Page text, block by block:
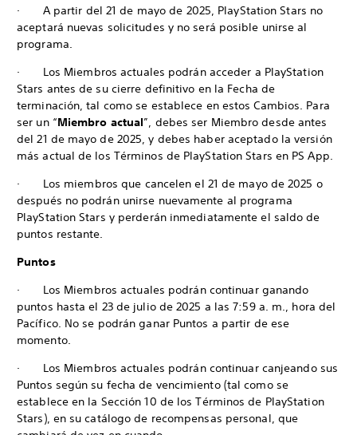
· A partir del 21 de mayo de 2025, PlayStation Stars no
aceptará nuevas solicitudes y no será posible unirse al
programa.
· Los Miembros actuales podrán acceder a PlayStation
Stars antes de su cierre definitivo en la Fecha de
terminación, tal como se establece en estos Cambios. Para
ser un “Miembro actual”, debes ser Miembro desde antes
del 21 de mayo de 2025, y debes haber aceptado la versión
más actual de los Términos de PlayStation Stars en PS App.
· Los miembros que cancelen el 21 de mayo de 2025 o
después no podrán unirse nuevamente al programa
PlayStation Stars y perderán inmediatamente el saldo de
puntos restante.
Puntos
· Los Miembros actuales podrán continuar ganando
puntos hasta el 23 de julio de 2025 a las 7:59 a. m., hora del
Pacífico. No se podrán ganar Puntos a partir de ese
momento.
· Los Miembros actuales podrán continuar canjeando sus
Puntos según su fecha de vencimiento (tal como se
establece en la Sección 10 de los Términos de PlayStation
Stars), en su catálogo de recompensas personal, que